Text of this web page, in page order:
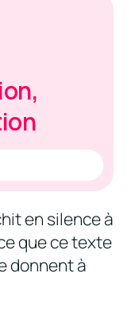
en silence à
que ce texte
donnent à